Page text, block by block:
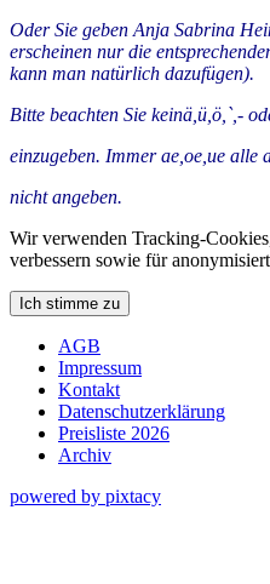
Oder Sie geben Anja Sabrina
erscheinen nur die
kann man natürlich dazufügen).
Bitte beachten Sie keinä,ü,ö,`,-
einzugeben. Immer ae,oe,ue alle
nicht angeben.
Wir verwenden Tracking-
verbessern sowie für
Ich stimme zu
AGB
Impressum
Kontakt
Datenschutzerklärung
Preisliste 2026
Archiv
powered by pixtacy